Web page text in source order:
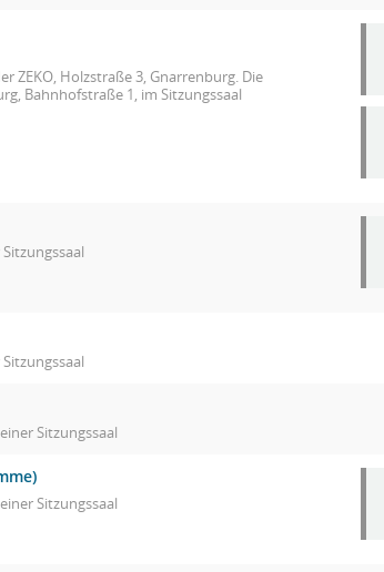
ZEKO, Holzstraße 3, Gnarrenburg. Die
Bahnhofstraße 1, im Sitzungssaal
Sitzungssaal
Sitzungssaal